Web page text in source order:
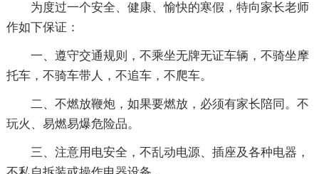
为度过一个安全、健康、愉快的寒假，特向家长老师
作如下保证：
一、遵守交通规则，不乘坐无牌无证车辆，不骑坐摩
托车，不骑车带人，不追车，不爬车。
二、不燃放鞭炮，如果要燃放，必须有家长陪同。不
玩火、易燃易爆危险品。
三、注意用电安全，不乱动电源、插座及各种电器，